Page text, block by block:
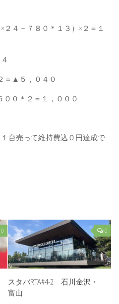
４－７８０＊１３）×２＝１
＝▲５，０４０
０＊２＝１，０００
台売って維持費込０円達成で
0 0
スタバRTA#4-2 石川金沢・
富山